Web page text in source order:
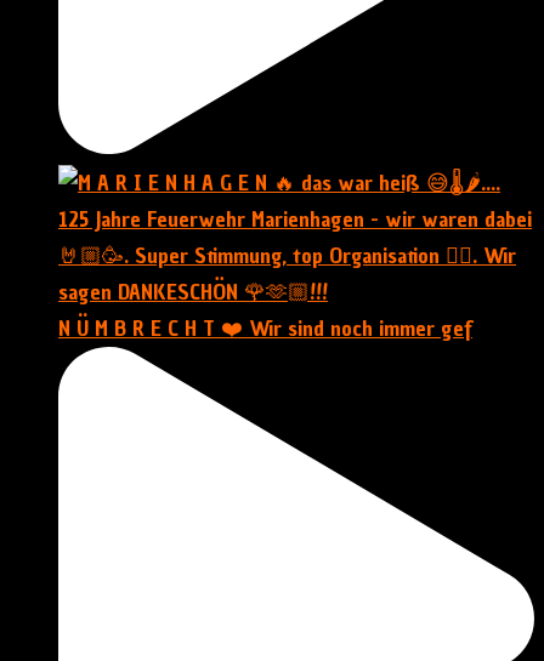
N Ü M B R E C H T ❤️ Wir sind noch immer gef